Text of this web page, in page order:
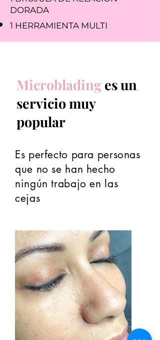
DORADA
1 HERRAMIENTA MULTI
Microbladinges un
servicio muy
popular
Es perfecto para personas
que no se han hecho
ningún trabajo en las
cejas